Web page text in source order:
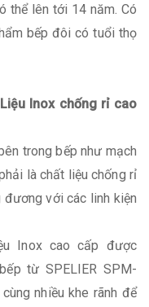
thể lên tới 14 năm. Có
bếp đôi có tuổi thọ
Inox chống rỉ cao
trong bếp như mạch
là chất liệu chống rỉ
với các linh kiện
Inox cao cấp được
từ SPELIER SPM-
nhiều khe rãnh để